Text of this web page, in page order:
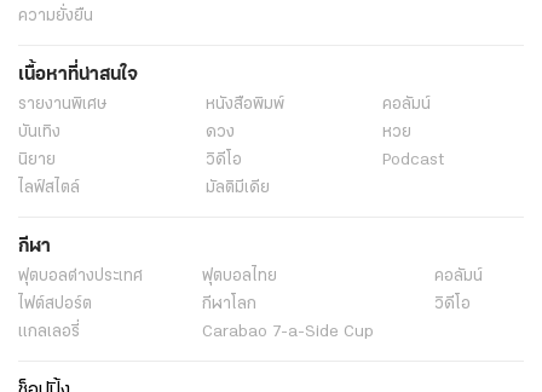
ความยั่งยืน
เนื้อหาที่น่าสนใจ
รายงานพิเศษ หนังสือพิมพ์
คอลัมน์
บันเทิง
ดวง
หวย
นิยาย
วิดีโอ
Podcast
ไลฟ์สไตล์
มัลติมีเดีย
กีฬา
ฟุตบอลต่่างประเทศ ฟุตบอลไทย
คอลัมน์
ไฟต์สปอร์ต
กีฬาโลก
วิดีโอ
แกลเลอรี่
Carabao 7-a-Side Cup